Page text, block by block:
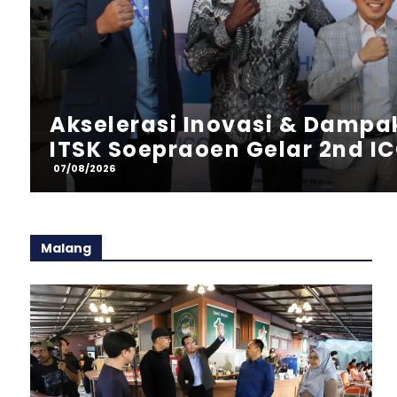
Eksekusi Proker PIC 2 KKN-
Kolaborasi DKV ITB Asia Di
07/08/2026
Malang